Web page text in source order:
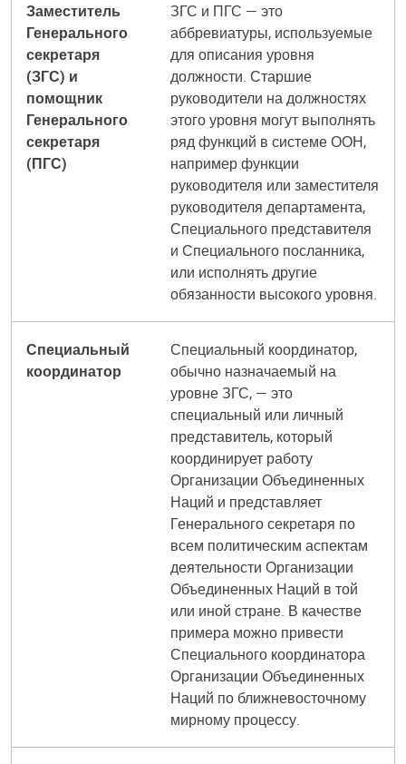
Заместитель
Генерального
секретаря
(ЗГС) и
помощник
Генерального
секретаря
(ПГС)
ЗГС и ПГС — это
аббревиатуры, используемые
для описания уровня
должности. Старшие
руководители на должностях
этого уровня могут выполнять
ряд функций в системе ООН,
например функции
руководителя или заместителя
руководителя департамента,
Специального представителя
и Специального посланника,
или исполнять другие
обязанности высокого уровня.
Специальный
координатор
Специальный координатор,
обычно назначаемый на
уровне ЗГС, — это
специальный или личный
представитель, который
координирует работу
Организации Объединенных
Наций и представляет
Генерального секретаря по
всем политическим аспектам
деятельности Организации
Объединенных Наций в той
или иной стране. В качестве
примера можно привести
Специального координатора
Организации Объединенных
Наций по ближневосточному
мирному процессу.